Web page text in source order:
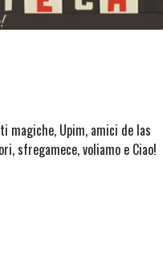
magiche, Upim, amici de las
sfregamece, voliamo e Ciao!